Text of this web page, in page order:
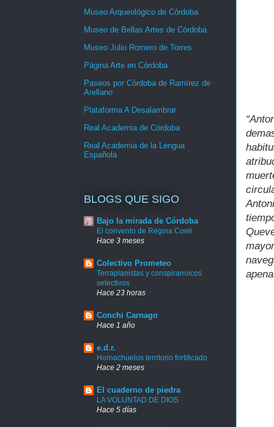
Museo Arqueológico de Córdoba
Museo de Bellas Artes de Córdoba
Museo Julio Romero de Torres
Página Arte en Córdoba
Paseos por Córdoba de Ramírez de
Arellano
Plataforma A Desalambrar
Real Academia de Córdoba
Real Academia de la Lengua
Española
BLOGS QUE SIGO
Bajo la mirada de Córdoba
El convento de Regina Coeli
Hace 3 meses
Colectivo Prometeo
Terraplanistas y conspiranoicos
selectivos
Hace 23 horas
Conchi Carnago
Hace 1 año
e.d.r.
Hornachuelos territorio fortificado
Hace 2 meses
El cuaderno de piedra
LA VOLUNTAD DE DIOS
Hace 5 días